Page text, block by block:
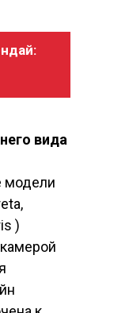
вида
модели
)